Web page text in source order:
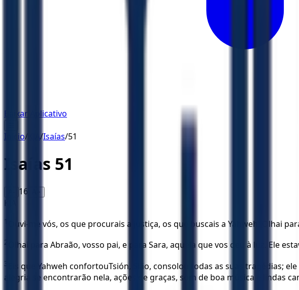
Baixar Aplicativo
Início/ KJA/Isaías/51
Isaías 51
16 A+
KJA
1 Ouvi-me vós, os que procurais a justiça, os que buscais a Yahweh! Olhai
2 Olhai para Abraão, vosso pai, e para Sara, aquela que vos deu à luz. Ele
3
Eis que Yahweh confortouTsión, Sião, consolou todas as suas tragédias;
alegria se encontrarão nela, ações de graças, som de boa música e lindas